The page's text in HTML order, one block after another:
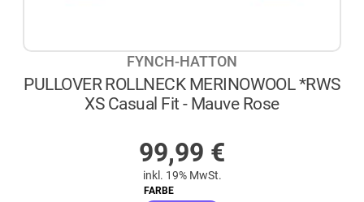
FYNCH-HATTON
PULLOVER ROLLNECK MERINOWOOL *RWS
XS Casual Fit - Mauve Rose
99,99 €
inkl. 19% MwSt.
FARBE